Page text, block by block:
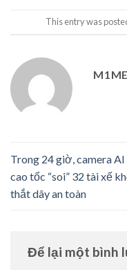
This entry was
Trong 24 giờ, camera
cao tốc “soi” 32 tài xế
thắt dây an toàn
Để lại một bình